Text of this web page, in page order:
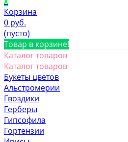
Корзина
0 руб.
(пусто)
Товар в корзине!
Каталог товаров
Каталог товаров
Букеты цветов
Альстромерии
Гвоздики
Герберы
Гипсофила
Гортензии